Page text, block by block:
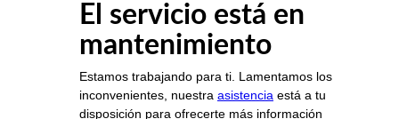
El servicio está en
mantenimiento
Estamos trabajando para ti. Lamentamos los
inconvenientes, nuestra asistencia está a tu
disposición para ofrecerte más información